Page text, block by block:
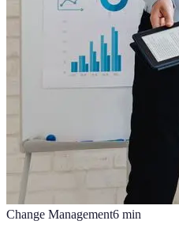
Change Management6 min